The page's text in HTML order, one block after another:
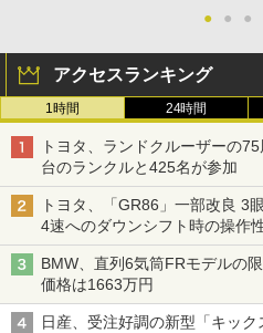
● ● ●
アクセスランキング
1時間 24時間
トヨタ、ランドクルーザーの
台のランクルと425名が参加
トヨタ、「GR86」一部改良 3
4速へのダウンシフト時の操作
BMW、直列6気筒FRモデルの
価格は1663万円
日産、受注好調の新型「キッ